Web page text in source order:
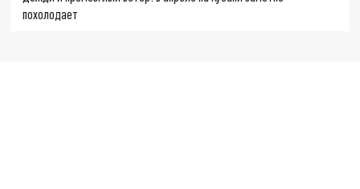
похолодает